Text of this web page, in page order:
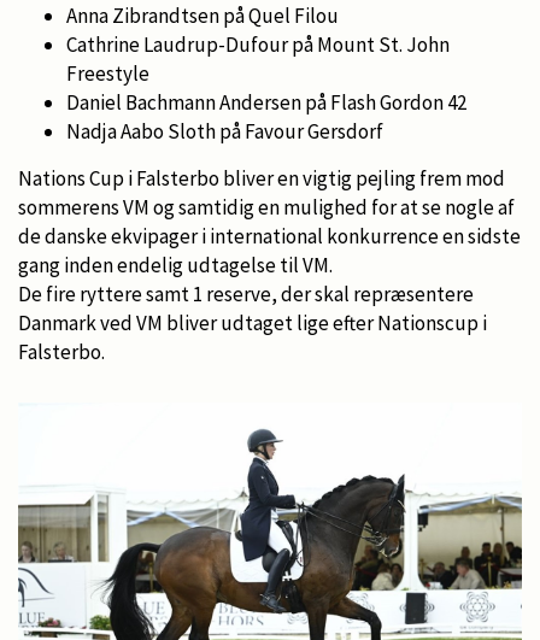
Anna Zibrandtsen på Quel Filou
Cathrine Laudrup-Dufour på Mount St. John
Freestyle
Daniel Bachmann Andersen på Flash Gordon 42
Nadja Aabo Sloth på Favour Gersdorf
Nations Cup i Falsterbo bliver en vigtig pejling frem mod
sommerens VM og samtidig en mulighed for at se nogle af
de danske ekvipager i international konkurrence en sidste
gang inden endelig udtagelse til VM.
De fire ryttere samt 1 reserve, der skal repræsentere
Danmark ved VM bliver udtaget lige efter Nationscup i
Falsterbo.